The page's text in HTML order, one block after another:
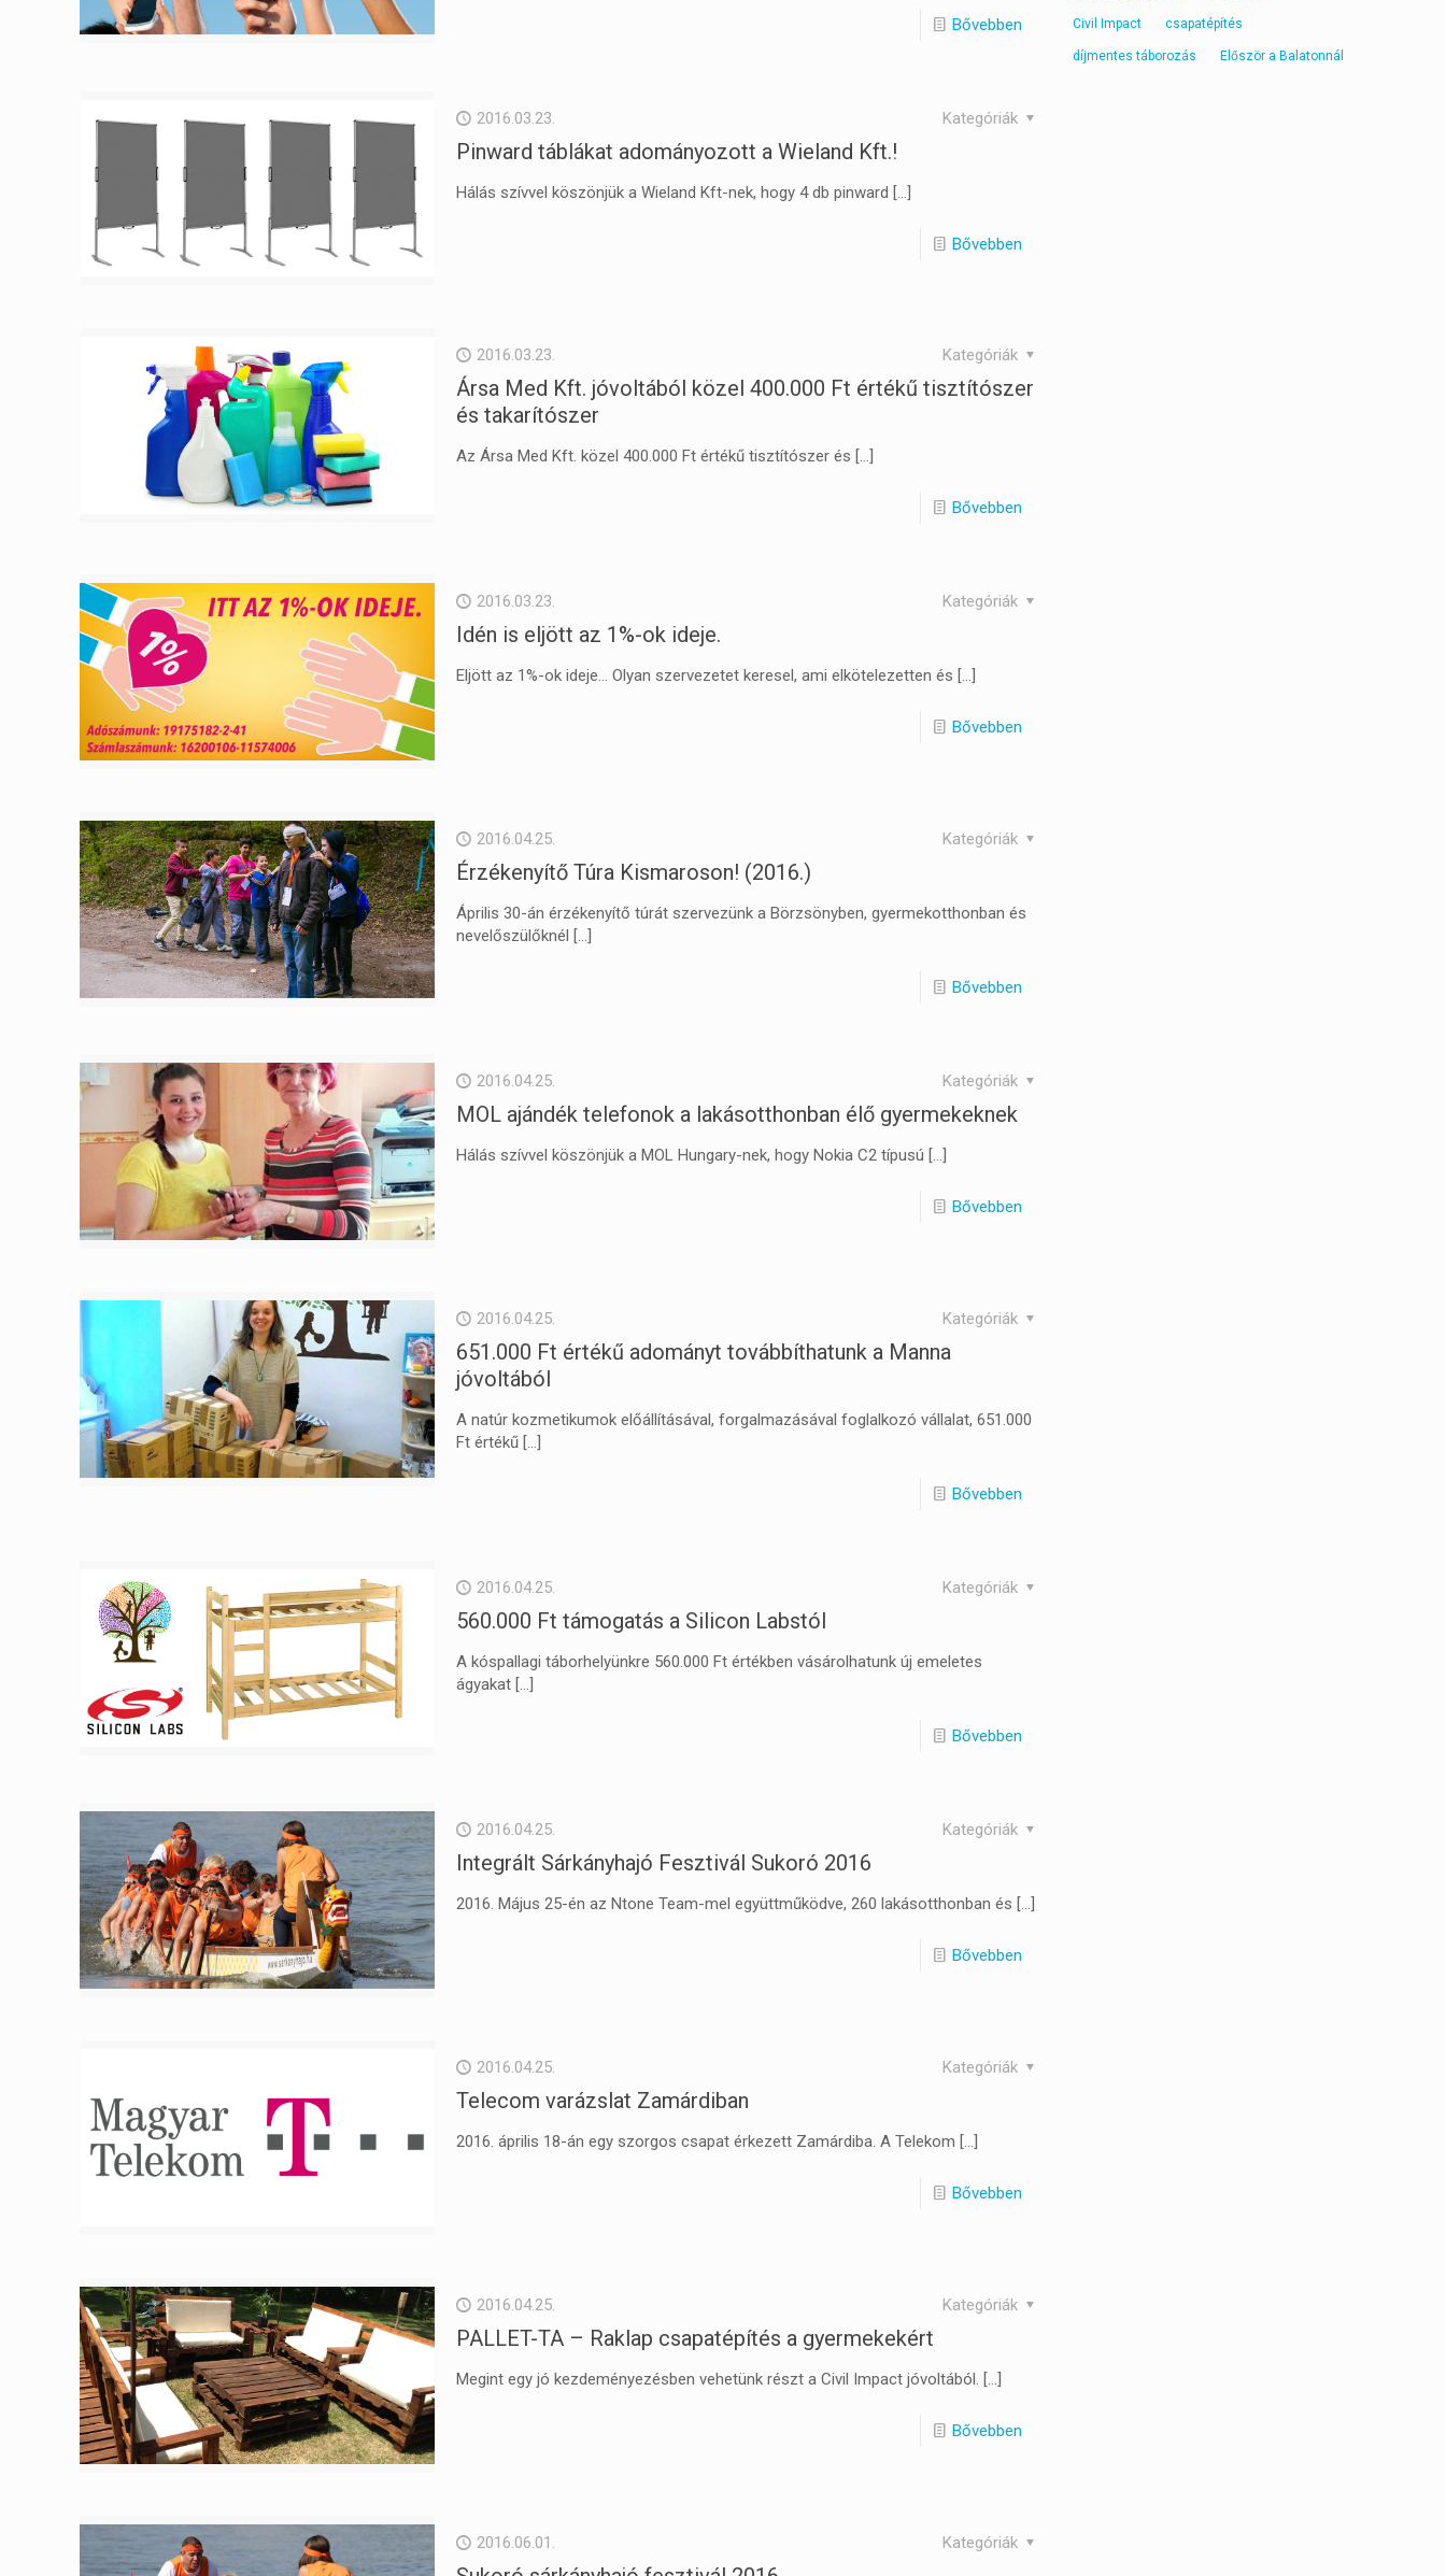
Bővebben
2016.03.23. Kategóriák
Pinward táblákat adományozott a Wieland Kft.!
Hálás szívvel köszönjük a Wieland Kft-nek, hogy 4 db pinward […]
Bővebben
2016.03.23. Kategóriák
Ársa Med Kft. jóvoltából közel 400.000 Ft értékű tisztítószer
és takarítószer
Az Ársa Med Kft. közel 400.000 Ft értékű tisztítószer és […]
Bővebben
2016.03.23. Kategóriák
Idén is eljött az 1%-ok ideje.
Eljött az 1%-ok ideje… Olyan szervezetet keresel, ami elkötelezetten és […]
Bővebben
2016.04.25. Kategóriák
Érzékenyítő Túra Kismaroson! (2016.)
Április 30-án érzékenyítő túrát szervezünk a Börzsönyben, gyermekotthonban és
nevelőszülőknél
[…]
Bővebben
2016.04.25. Kategóriák
MOL ajándék telefonok a lakásotthonban élő gyermekeknek
Hálás szívvel köszönjük a MOL Hungary-nek, hogy Nokia C2 típusú […]
Bővebben
2016.04.25. Kategóriák
651.000 Ft értékű adományt továbbíthatunk a Manna
jóvoltából
A natúr kozmetikumok előállításával, forgalmazásával foglalkozó vállalat, 651.000
Ft értékű[…]
Bővebben
2016.04.25. Kategóriák
560.000 Ft támogatás a Silicon Labstól
A kóspallagi táborhelyünkre 560.000 Ft értékben vásárolhatunk új emeletes
ágyakat[…]
Bővebben
2016.04.25. Kategóriák
Integrált Sárkányhajó Fesztivál Sukoró 2016
2016. Május 25-én az Ntone Team-mel együttműködve, 260 lakásotthonban és […]
Bővebben
2016.04.25. Kategóriák
Telecom varázslat Zamárdiban
2016. április 18-án egy szorgos csapat érkezett Zamárdiba. A Telekom […]
Bővebben
2016.04.25. Kategóriák
PALLET-TA – Raklap csapatépítés a gyermekekért
Megint egy jó kezdeményezésben vehetünk részt a Civil Impact jóvoltából. […]
Bővebben
2016.06.01. Kategóriák
Civil Impact csapatépítés
díjmentes táborozás Először a Balatonnál